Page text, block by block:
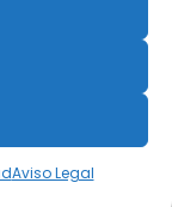
Aviso Legal